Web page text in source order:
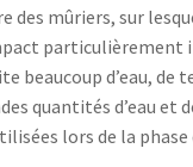
des mûriers, sur
particulièrement
beaucoup d’eau, de
quantités d’eau et
lors de la